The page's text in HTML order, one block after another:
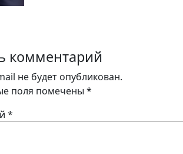
комментарий
не будет опубликован.
поля помечены *
*